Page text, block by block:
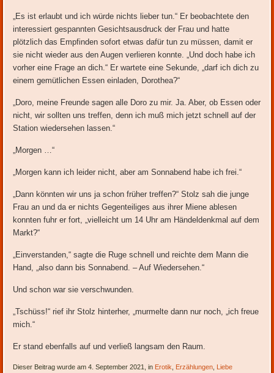
„Es ist erlaubt und ich würde nichts lieber tun.“ Er beobachtete den
interessiert gespannten Gesichtsausdruck der Frau und hatte
plötzlich das Empfinden sofort etwas dafür tun zu müssen, damit er
sie nicht wieder aus den Augen verlieren konnte. „Und doch habe ich
vorher eine Frage an dich.“ Er wartete eine Sekunde, „darf ich dich zu
einem gemütlichen Essen einladen, Dorothea?“
„Doro, meine Freunde sagen alle Doro zu mir. Ja. Aber, ob Essen oder
nicht, wir sollten uns treffen, denn ich muß mich jetzt schnell auf der
Station wiedersehen lassen.“
„Morgen …“
„Morgen kann ich leider nicht, aber am Sonnabend habe ich frei.“
„Dann könnten wir uns ja schon früher treffen?“ Stolz sah die junge
Frau an und da er nichts Gegenteiliges aus ihrer Miene ablesen
konnten fuhr er fort, „vielleicht um 14 Uhr am Händeldenkmal auf dem
Markt?“
„Einverstanden,“ sagte die Ruge schnell und reichte dem Mann die
Hand, „also dann bis Sonnabend. – Auf Wiedersehen.“
Und schon war sie verschwunden.
„Tschüss!“ rief ihr Stolz hinterher, „murmelte dann nur noch, „ich freue
mich.“
Er stand ebenfalls auf und verließ langsam den Raum.
Dieser Beitrag wurde am 4. September 2021, in Erotik Erzählungen
Liebe